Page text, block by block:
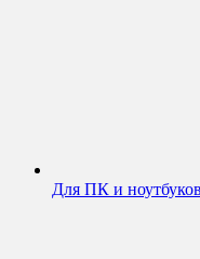
Для ПК и ноутбуков